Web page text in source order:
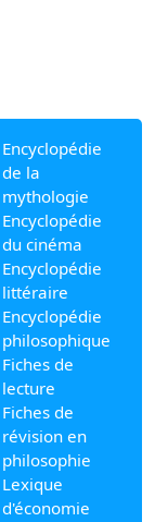
Encyclopédie
de la
mythologie
Encyclopédie
du cinéma
Encyclopédie
littéraire
Encyclopédie
philosophique
Fiches de
lecture
Fiches de
révision en
philosophie
Lexique
d'économie